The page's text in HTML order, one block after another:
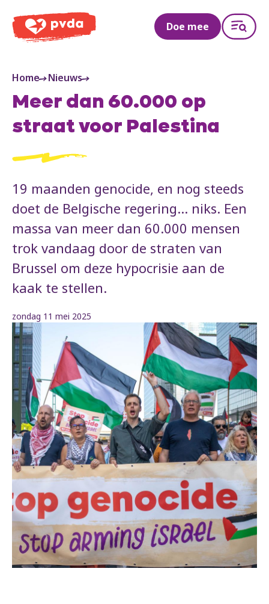
PVDA
Doe mee
Home Nieuws
Meer dan 60.000 op
straat voor Palestina
19 maanden genocide, en nog steeds
doet de Belgische regering... niks. Een
massa van meer dan 60.000 mensen
trok vandaag door de straten van
Brussel om deze hypocrisie aan de
kaak te stellen.
zondag 11 mei 2025